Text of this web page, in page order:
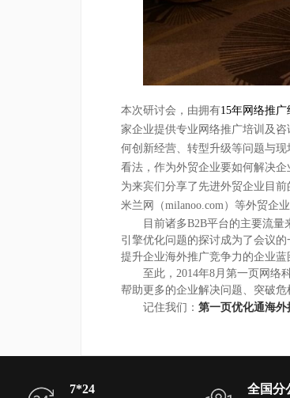
本次研讨会，由拥有15年网络推广
家企业提供专业网络推广培训及咨
何创新经营、转型升级等问题与
看法，作为外贸企业要如何解决
为来宾们分享了先进外贸企业目
米兰网（milanoo.com）等外贸企
目前诸多B2B平台的主要流量
引擎优化问题的探讨成为了会议
提升企业海外推广竞争力的企业蓝
至此， 2014年8月第一页网络
帮助更多的企业解决问题、突破
记住我们： 第一页优化通海外
7*24 全国分